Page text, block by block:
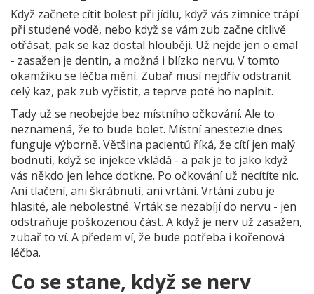
Když začnete cítit bolest při jídlu, když vás zimnice trápí
při studené vodě, nebo když se vám zub začne citlivě
otřásat, pak se kaz dostal hlouběji. Už nejde jen o emal
- zasažen je dentin, a možná i blízko nervu. V tomto
okamžiku se léčba mění. Zubař musí nejdřív odstranit
celý kaz, pak zub vyčistit, a teprve poté ho naplnit.
Tady už se neobejde bez místního očkování. Ale to
neznamená, že to bude bolet. Místní anestezie dnes
funguje výborně. Většina pacientů říká, že cítí jen malý
bodnutí, když se injekce vkládá - a pak je to jako když
vás někdo jen lehce dotkne. Po očkování už necítíte nic.
Ani tlačení, ani škrábnutí, ani vrtání. Vrtání zubu je
hlasité, ale nebolestné. Vrták se nezabíjí do nervu - jen
odstraňuje poškozenou část. A když je nerv už zasažen,
zubař to ví. A předem ví, že bude potřeba i kořenová
léčba.
Co se stane, když se nerv